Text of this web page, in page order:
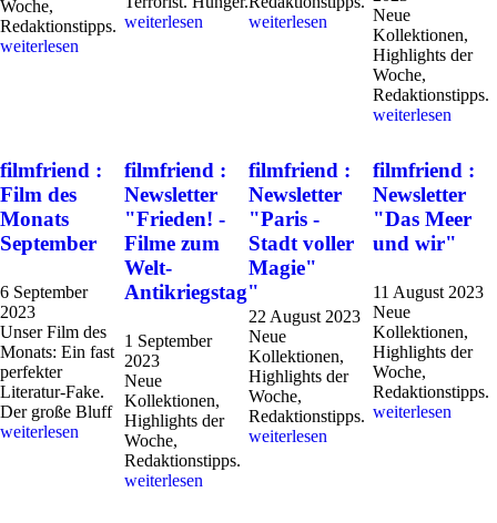
Woche,
Redaktionstipps.
weiterlesen
weiterlesen
weiterlesen
Neue
Kollektionen,
Highlights der
Woche,
Redaktionstipps.
weiterlesen
filmfriend :
Film des
Monats
September
6 September
2023
Unser Film des
Monats: Ein fast
perfekter
Literatur-Fake.
Der große Bluff
weiterlesen
filmfriend :
Newsletter
"Frieden! -
Filme zum
Welt-
Antikriegstag"
1 September
2023
Neue
Kollektionen,
Highlights der
Woche,
Redaktionstipps.
weiterlesen
filmfriend :
Newsletter
"Paris -
Stadt voller
Magie"
22 August 2023
Neue
Kollektionen,
Highlights der
Woche,
Redaktionstipps.
weiterlesen
filmfriend :
Newsletter
"Das Meer
und wir"
11 August 2023
Neue
Kollektionen,
Highlights der
Woche,
Redaktionstipps.
weiterlesen